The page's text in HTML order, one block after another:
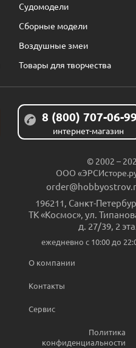
Судомодели
Сборные модели
Воздушные змеи
Товары для творчества
8 (800) 707-06-
интернет-магазин
© 2002 –
ООО
196211, Санкт-
ТК «Космос», ул.
д. 27/39, 2
ежедневно c 10:00 до
О компании
Контакты
Сервис
Политика
конфиденциальности